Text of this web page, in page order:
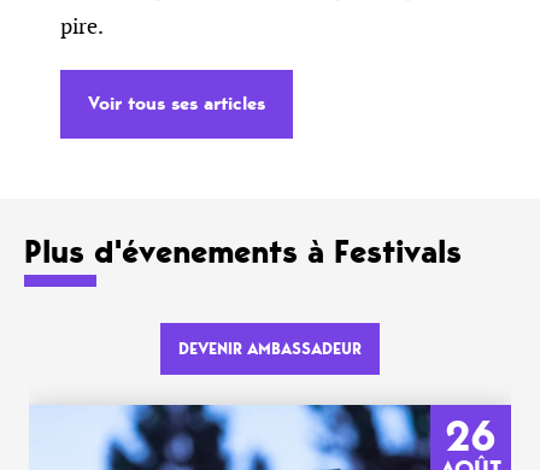
pire.
Voir tous ses articles
Plus d'évenements à Festivals
DEVENIR AMBASSADEUR
26